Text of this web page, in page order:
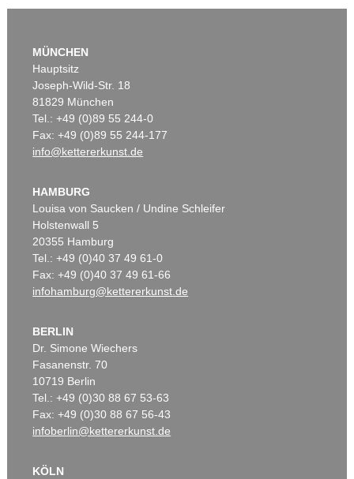
MÜNCHEN
Hauptsitz
Joseph-Wild-Str. 18
81829 München
Tel.: +49 (0)89 55 244-0
Fax: +49 (0)89 55 244-177
info@kettererkunst.de
HAMBURG
Louisa von Saucken / Undine Schleifer
Holstenwall 5
20355 Hamburg
Tel.: +49 (0)40 37 49 61-0
Fax: +49 (0)40 37 49 61-66
infohamburg@kettererkunst.de
BERLIN
Dr. Simone Wiechers
Fasanenstr. 70
10719 Berlin
Tel.: +49 (0)30 88 67 53-63
Fax: +49 (0)30 88 67 56-43
infoberlin@kettererkunst.de
KÖLN